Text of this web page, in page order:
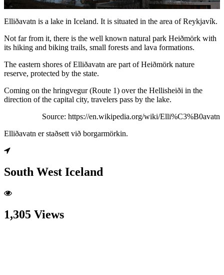
Elliðavatn is a lake in Iceland. It is situated in the area of Reykjavík.
Not far from it, there is the well known natural park Heiðmörk with
its hiking and biking trails, small forests and lava formations.
The eastern shores of Elliðavatn are part of Heiðmörk nature
reserve, protected by the state.
Coming on the hringvegur (Route 1) over the Hellisheiði in the
direction of the capital city, travelers pass by the lake.
Source: https://en.wikipedia.org/wiki/Elli%C3%B0avatn
Elliðavatn er staðsett við borgarmörkin.
South West Iceland
1,305 Views